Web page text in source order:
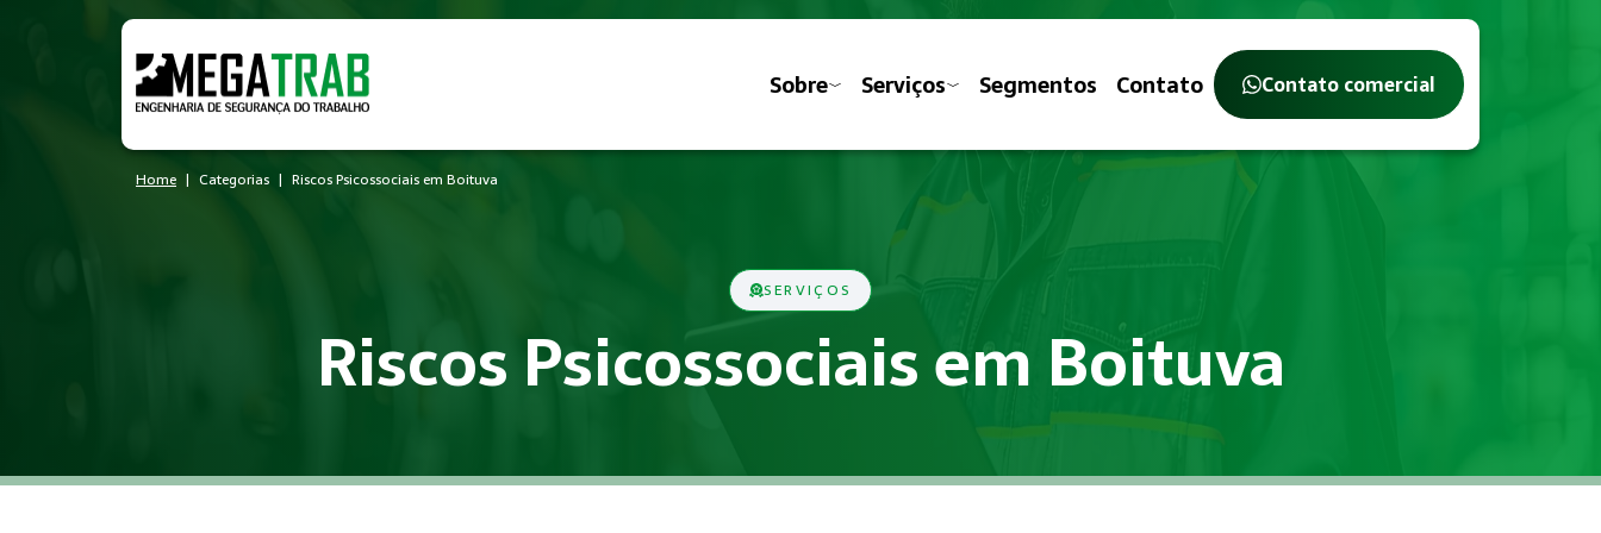
Sobre Serviços Segmentos Contato Contato comercial
Home Categorias Riscos Psicossociais em Boituva
SERVIÇOS
Riscos Psicossociais em Boituva
Riscos Psicossociais é um conjunto de medidas técnicas e administrativas previstas nas Normas Regulamentadoras do Ministério do Trabalho, com o objetivo de identificar, avaliar